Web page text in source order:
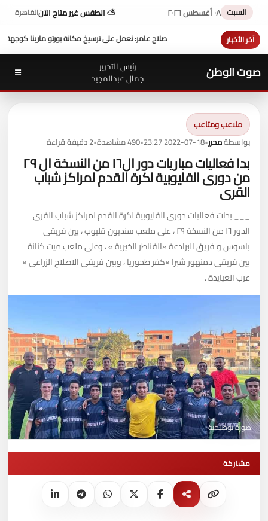
السبت ٠٨ أغسطس ٢٠٢٦ ⛅ الطقس غير متاح الآنالقاهرة
آخر الأخبار
عزاء واجب ..على ترسيخ مكانة بورتو مارينا كوجهة متكاملة لسياحة اليخوت في مصر
صوت الوطن
رئيس التحرير
جمال عبدالمجيد
☰
ملاعب ومتاعب
بواسطةمحرر•
2022-07-18 23:27
•490 مشاهدة •2 دقيقة قراءة
بدا فعاليات مباريات دور ال١٦ من النسخة ال ٢٩
من دورى القليوبية لكرة القدم لمراكز شباب
القرى
___ بدات فعاليات دورى القليوبية لكرة القدم لمراكز شباب القرى
الدور ١٦ من النسخة ٢٩ ، على ملعب سنديون قليوب ، بين فريقى
باسوس و فريق البرادعة «القناطر الخيرية » ، وعلى ملعب ميت كنانة
بين فريقى دمنهور شبرا ×كفر طحوريا ، وبين فريقى الاصلاح الزراعى ×
عرب العيايدة .
صورة توضيحية
مشاركة